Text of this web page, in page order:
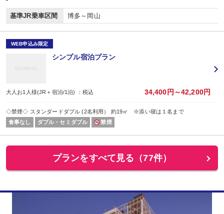
基準JR乗車区間 博多～岡山
WEB申込み限定
シンプル宿泊プラン
大人お1人様(JR＋宿泊/1泊) ：税込 34,400円～42,200円
◇禁煙◇ スタンダードダブル (2名利用） 約19㎡ ※添い寝は１名まで
食事なし
ダブル・セミダブル 禁煙
プランをすべて見る（77件）